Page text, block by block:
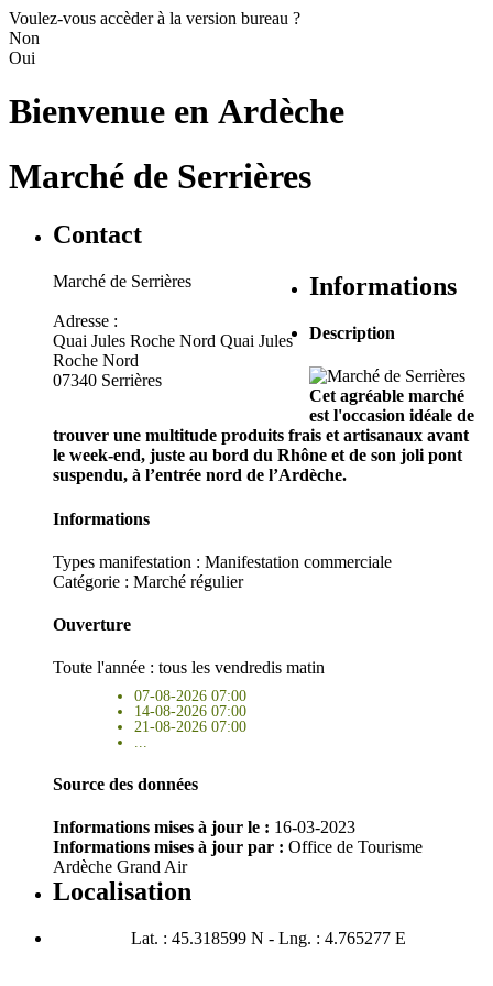
Voulez-vous accèder à la version bureau ?
Non
Oui
Bienvenue en Ardèche
Marché de Serrières
Contact
Marché de Serrières
Adresse :
Quai Jules Roche Nord Quai Jules
Roche Nord
07340 Serrières
Informations
Description
Cet agréable marché
est l'occasion idéale de
trouver une multitude produits frais et artisanaux avant
le week-end, juste au bord du Rhône et de son joli pont
suspendu, à l’entrée nord de l’Ardèche.
Informations
Types manifestation : Manifestation commerciale
Catégorie : Marché régulier
Ouverture
Toute l'année : tous les vendredis matin
07-08-2026 07:00
14-08-2026 07:00
21-08-2026 07:00
...
Source des données
Informations mises à jour le : 16-03-2023
Informations mises à jour par : Office de Tourisme
Ardèche Grand Air
Localisation
Lat. : 45.318599 N - Lng. : 4.765277 E